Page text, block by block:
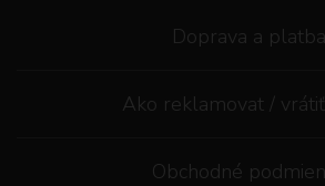
Doprava a platba
Ako reklamovat /
Obchodné